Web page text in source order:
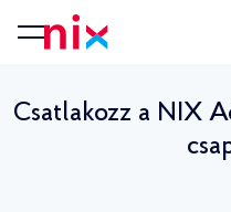
Csatlakozz a NIX